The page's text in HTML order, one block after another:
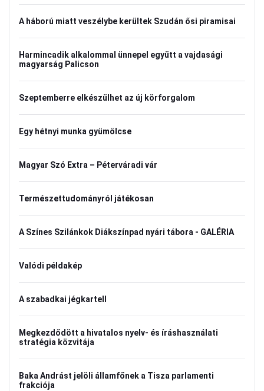
A háború miatt veszélybe kerültek Szudán ősi piramisai
Harmincadik alkalommal ünnepel együtt a vajdasági
magyarság Palicson
Szeptemberre elkészülhet az új körforgalom
Egy hétnyi munka gyümölcse
Magyar Szó Extra – Péterváradi vár
Természettudományról játékosan
A Színes Szilánkok Diákszínpad nyári tábora - GALÉRIA
Valódi példakép
A szabadkai jégkartell
Megkezdődött a hivatalos nyelv- és íráshasználati
stratégia közvitája
Baka Andrást jelöli államfőnek a Tisza parlamenti
frakciója